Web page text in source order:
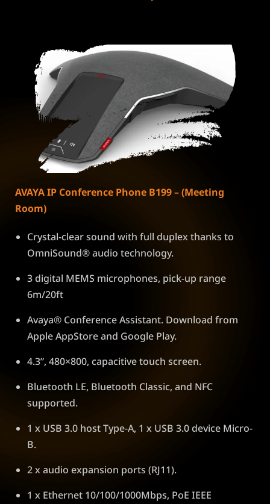
AVAYA IP Conference Phone B199 – (Meeting
Room)
Crystal-clear sound with full duplex thanks to
OmniSound® audio technology.
3 digital MEMS microphones, pick-up range
6m/20ft
Avaya® Conference Assistant. Download from
Apple AppStore and Google Play.
4.3”, 480×800, capacitive touch screen.
Bluetooth LE, Bluetooth Classic, and NFC
supported.
1 x USB 3.0 host Type-A, 1 x USB 3.0 device Micro-
B.
2 x audio expansion ports (RJ11).
1 x Ethernet 10/100/1000Mbps, PoE IEEE